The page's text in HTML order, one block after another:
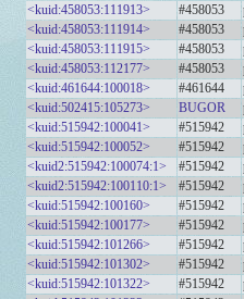
<kuid:458053:111913>
#458053
<kuid:458053:111914>
#458053
<kuid:458053:111915>
#458053
<kuid:458053:112177>
#458053
<kuid:461644:100018>
#461644
<kuid:502415:105273>
BUGOR
<kuid:515942:100041>
#515942
<kuid:515942:100052>
#515942
<kuid2:515942:100074:1>
#515942
<kuid2:515942:100110:1>
#515942
<kuid:515942:100160>
#515942
<kuid:515942:100177>
#515942
<kuid:515942:101266>
#515942
<kuid:515942:101302>
#515942
<kuid:515942:101322>
#515942